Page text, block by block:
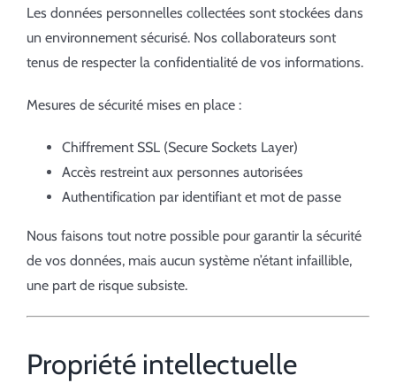
Les données personnelles collectées sont stockées dans
un environnement sécurisé. Nos collaborateurs sont
tenus de respecter la confidentialité de vos informations.
Mesures de sécurité mises en place :
Chiffrement SSL (Secure Sockets Layer)
Accès restreint aux personnes autorisées
Authentification par identifiant et mot de passe
Nous faisons tout notre possible pour garantir la sécurité
de vos données, mais aucun système n’étant infaillible,
une part de risque subsiste.
Propriété intellectuelle